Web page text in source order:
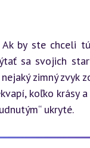
Ak by ste chceli
sa svojich
zimný zvyk
koľko krásy
ukryté.